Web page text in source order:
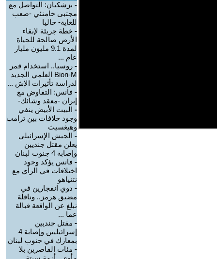
- بزشكيان: التواصل مع
مجتبى خامنئي -صعب
للغاية- حاليا
- خطة جريئة لإبقاء
الأرض صالحة للحياة
لمدة 9.1 مليون مليار
عام ...
- روسيا.. استخدام قمر
Bion-M العلمي الجديد
لدراسة تأثيرات الإش ...
- فانس: التفاوض مع
إيران -معقد وشائك-
- البيت الأبيض ينفي
وجود خلافات بين ترامب
وهيغسيث
- الجيش الإسرائيلي
يعلن مقتل جنديين
وإصابة 4 جنوب لبنان
- فانس يؤكد وجود
اختلافات في الرأي مع
نتنياهو
- دوي انفجارين في
مضيق هرمز.. وناقلة
تبلغ عن الواقعة قبالة
عما ...
- مقتل جنديين
إسرائيليين وإصابة 4
بمعارك في جنوب لبنان
- مئات القاصرين بلا